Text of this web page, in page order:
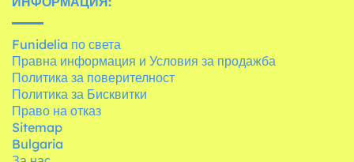
Funidelia по света
Правна информация и Условия за продажба
Политика за поверителност
Политика за Бисквитки
Право на отказ
Sitemap
Bulgaria